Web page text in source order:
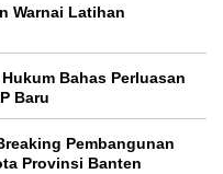
Warnai Latihan
Bahas Perluasan
Baru
Pembangunan
Provinsi Banten